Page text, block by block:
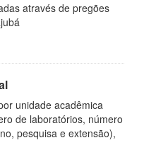
através de pregões
unidade acadêmica
de laboratórios, número
pesquisa e extensão),